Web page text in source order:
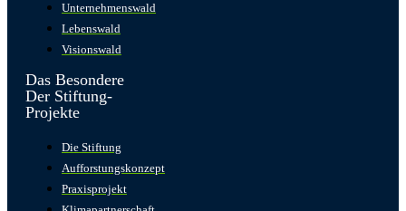
Unternehmenswald
Lebenswald
Visionswald
Das Besondere
Der Stiftung-
Projekte
Die Stiftung
Aufforstungskonzept
Praxisprojekt